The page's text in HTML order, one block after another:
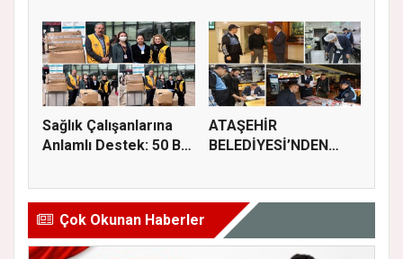
Sağlık Çalışanlarına
Anlamlı Destek: 50 Bin
ATAŞEHİR
BELEDİYESİ’NDEN
İÇİN...
Çok Okunan Haberler